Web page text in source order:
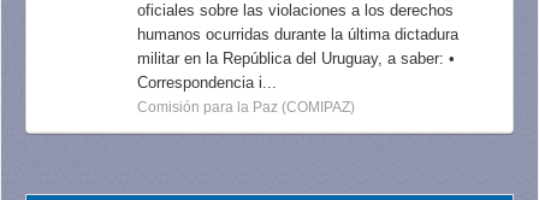
oficiales sobre las violaciones a los derechos
humanos ocurridas durante la última dictadura
militar en la República del Uruguay, a saber: •
Correspondencia i...
Comisión para la Paz (COMIPAZ)